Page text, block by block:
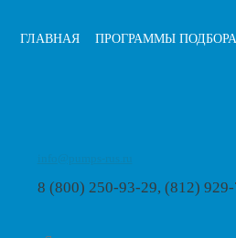
ГЛАВНАЯ ПРОГРАММЫ
8 (800) 250-93-29, (812)